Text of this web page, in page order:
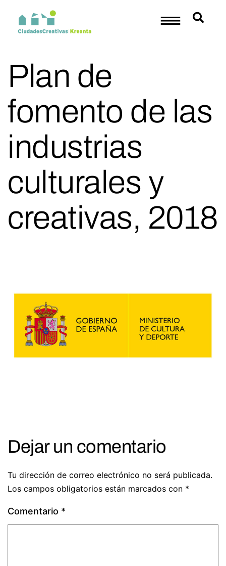
Plan de
fomento de las
industrias
culturales y
creativas, 2018
Dejar un comentario
Tu dirección de correo electrónico no será publicada.
Los campos obligatorios están marcados con *
Comentario *